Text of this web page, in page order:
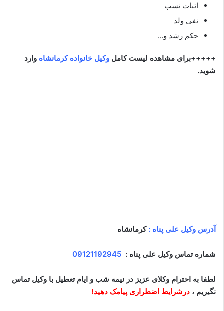
اثبات نسب
نفی ولد
حکم رشد و…
+++++برای مشاهده لیست کامل وکیل خانواده کرمانشاه وارد
شوید.
آدرس وکیل علی پناه : کرمانشاه
شماره تماس وکیل علی پناه : 09121192945
لطفا به احترام وکلای عزیز در نیمه شب و ایام تعطیل با وکیل تماس
نگیریم ، درشرایط اضطراری پیامک دهید!